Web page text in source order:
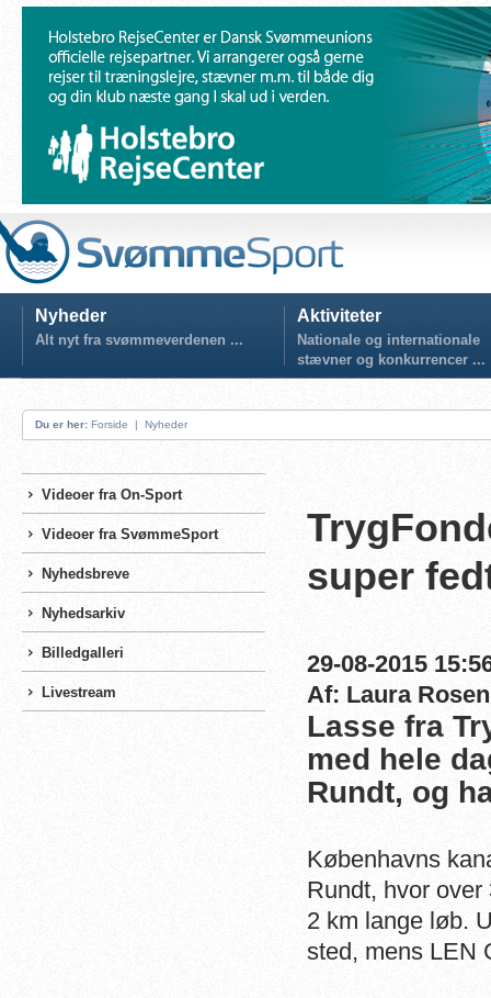
Nyheder
Alt nyt fra svømmeverdenen ...
Aktiviteter
Nationale og internationale
stævner og konkurrencer ...
Du er her: Forside | Nyheder
Videoer fra On-Sport
Videoer fra SvømmeSport
Nyhedsbreve
Nyhedsarkiv
Billedgalleri
Livestream
super
29-08-2015
Af: Laura
Lasse fra
med hele
Rundt, og
Københavns
Rundt, hvor
2 km lange løb.
sted, mens LEN